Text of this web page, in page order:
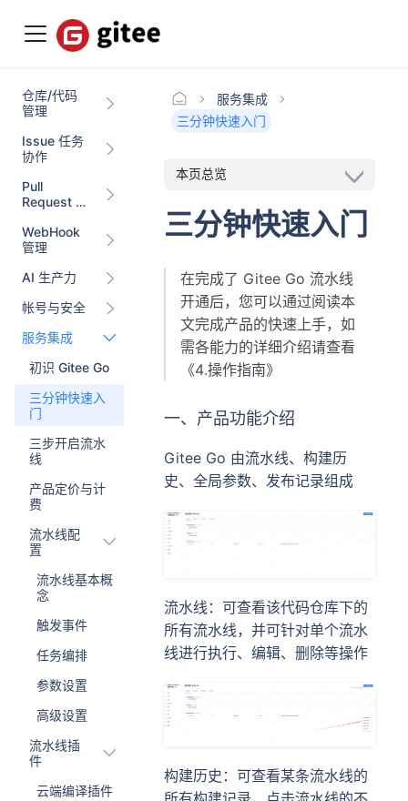
仓库/代码
管理
Issue 任务
协作
Pull
Request 代
WebHook
管理
AI 生产力
帐号与安全
服务集成
初识 Gitee Go
三分钟快速入
门
三步开启流水
线
产品定价与计
费
流水线配
置
流水线基本概
念
触发事件
任务编排
参数设置
高级设置
流水线插
件
云端编译插件
服务集成
三分钟快速入门
本页总览
三分钟快速入门
在完成了 Gitee Go 流水线
开通后，您可以通过阅读本
文完成产品的快速上手，如
需各能力的详细介绍请查看
《4.操作指南》
一、产品功能介绍
Gitee Go 由流水线、构建历
史、全局参数、发布记录组成
流水线：可查看该代码仓库下的
所有流水线，并可针对单个流水
线进行执行、编辑、删除等操作
构建历史：可查看某条流水线的